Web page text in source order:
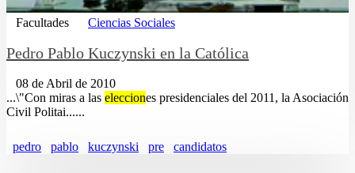
Facultades Ciencias Sociales
Pedro Pablo Kuczynski en la Católica
08 de Abril de 2010
...\"Con miras a las elecciones presidenciales del 2011, la Asociación
Civil Politai......
pedro pablo kuczynski pre candidatos